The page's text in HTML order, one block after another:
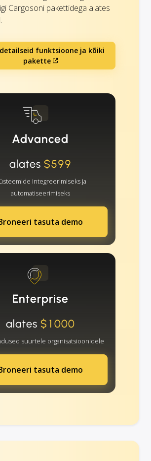
Cargosoni pakettidega alates
.
funktsioone ja kõiki
pakette
Advanced
alates $599
integreerimiseks ja
automatiseerimiseks
tasuta demo
Enterprise
alates $1000
suurtele organisatsioonidele
tasuta demo